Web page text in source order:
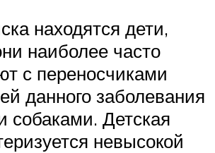
находятся дети,
наиболее часто
с переносчиками
данного заболевания
собаками. Детская
невысокой